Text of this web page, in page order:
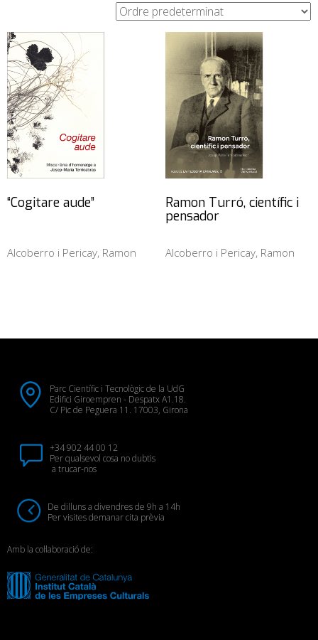
“Cogitare aude”
Alcoberro i Pericay, Ramon
Ramon Turró, científic i
pensador
Alcoberro i Pericay, Ramon
Parc Científic i Tecnològic de la UdG
Edifici Giroempren - Despatx A1.18.
C/ Pic de Peguera 11. 17003, Girona
+34 902 44 00 12
Per qualsevol cosa no dubtis
a trucar-nos
De dilluns a divendres de 9h a 14h
Per visites demanar cita prèvia
Amb la col·laboració de: